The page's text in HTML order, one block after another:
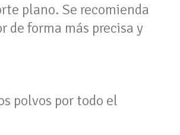
plano. Se recomienda
de forma más precisa y
polvos por todo el